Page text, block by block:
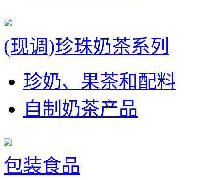
(现调)珍珠奶茶系列
珍奶、果茶和配料
自制奶茶产品
包装食品